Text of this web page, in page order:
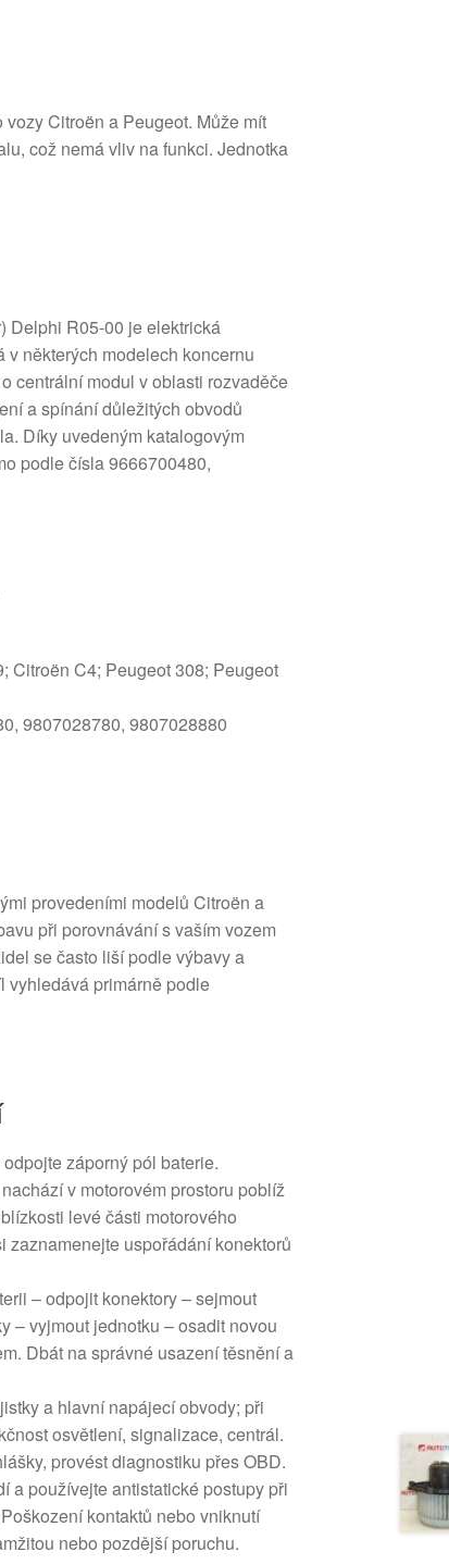
Citroën a Peugeot. Může mít
což nemá vliv na funkci. Jednotka
Delphi R05-00 je elektrická
některých modelech koncernu
centrální modul v oblasti rozvaděče
a spínání důležitých obvodů
Díky uvedeným katalogovým
podle čísla 9666700480,
Citroën C4; Peugeot 308; Peugeot
9807028780, 9807028880
provedeními modelů Citroën a
při porovnávání s vaším vozem
se často liší podle výbavy a
vyhledává primárně podle
záporný pól baterie.
v motorovém prostoru poblíž
levé části motorového
zaznamenejte uspořádání konektorů
– odpojit konektory – sejmout
– vyjmout jednotku – osadit novou
Dbát na správné usazení těsnění a
a hlavní napájecí obvody; při
osvětlení, signalizace, centrál.
provést diagnostiku přes OBD.
a používejte antistatické postupy při
kontaktů nebo vniknutí
nebo pozdější poruchu.